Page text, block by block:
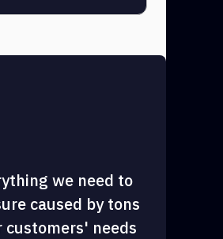
we need to
caused by tons
needs